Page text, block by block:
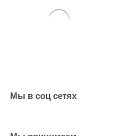
Мы в соц сетях